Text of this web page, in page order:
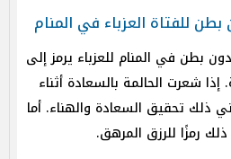
للفتاة العزباء في المنام
بطن في المنام للعزباء يرمز إلى
شعرت الحالمة بالسعادة أثناء
ذلك تحقيق السعادة والهناء. أما
رمزًا للرزق المرهق.